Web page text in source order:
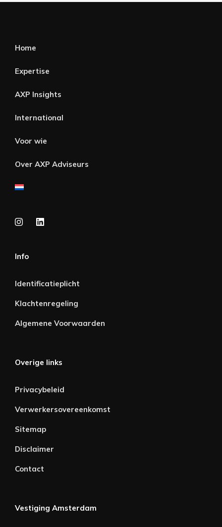
Home
Expertise
AXP Insights
International
Voor wie
Over AXP Adviseurs
Info
Identificatieplicht
Klachtenregeling
Algemene Voorwaarden
Overige links
Privacybeleid
Verwerkersovereenkomst
Sitemap
Disclaimer
Contact
Vestiging Amsterdam